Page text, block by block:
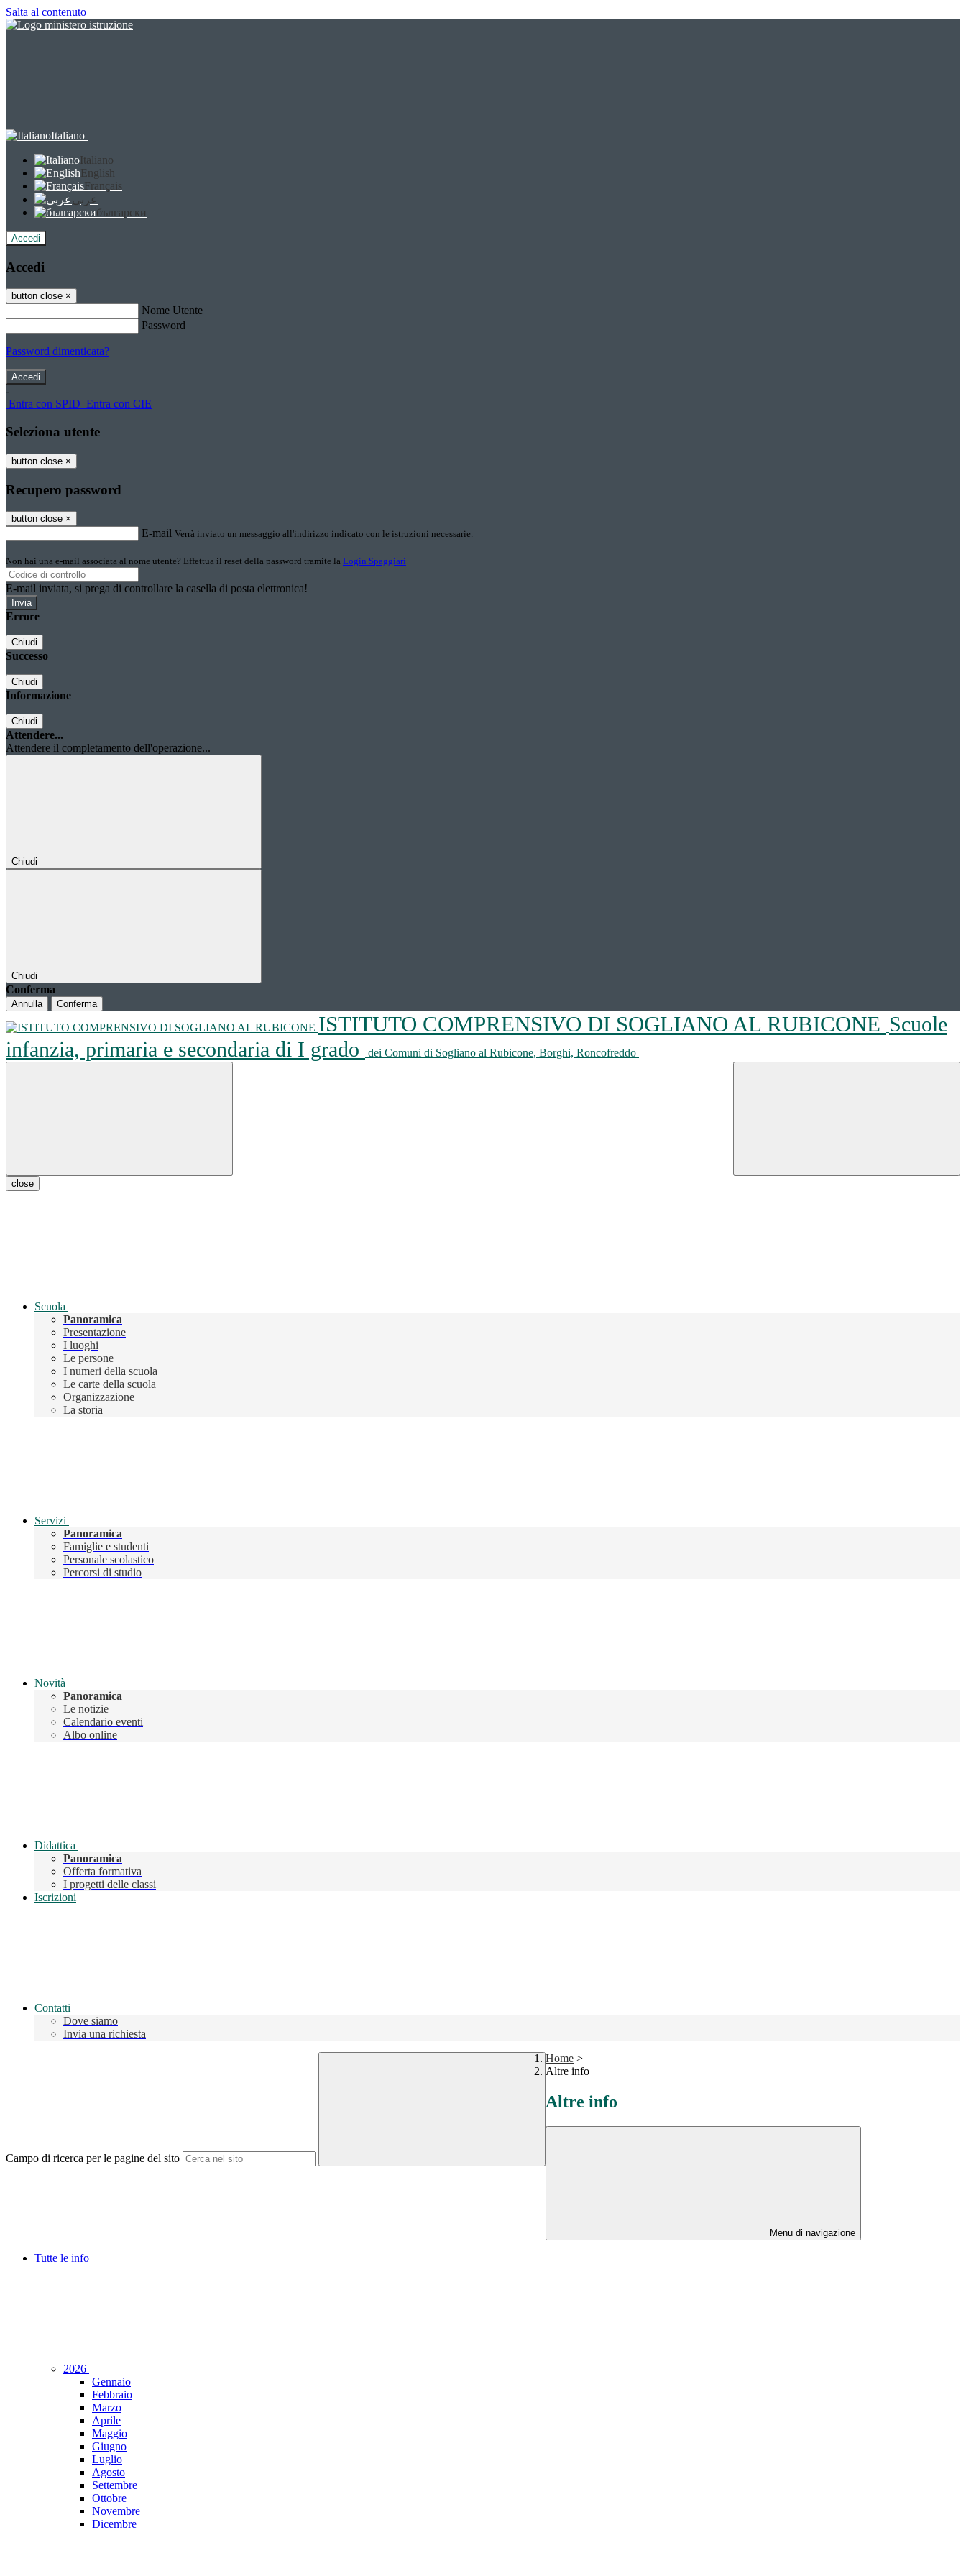
Salta al contenuto
Italiano
Italiano
English
Français
عربى
български
Accedi
Accedi
button close ×
Nome Utente
Password
Password dimenticata?
-
Entra con SPID Entra con CIE
Seleziona utente
button close ×
Recupero password
button close ×
E-mail Verrà inviato un messaggio all'indirizzo indicato con le istruzioni necessarie.
Non hai una e-mail associata al nome utente? Effettua il reset della password tramite la Login Spaggiari
E-mail inviata, si prega di controllare la casella di posta elettronica!
Errore
Chiudi
Successo
Chiudi
Informazione
Chiudi
Attendere...
Attendere il completamento dell'operazione...
Chiudi
Chiudi
Conferma
Annulla Conferma
ISTITUTO COMPRENSIVO DI SOGLIANO AL RUBICONE Scuole
infanzia, primaria e secondaria di I grado
dei Comuni di Sogliano al Rubicone, Borghi, Roncofreddo
close
Scuola
Panoramica
Presentazione
I luoghi
Le persone
I numeri della scuola
Le carte della scuola
Organizzazione
La storia
Servizi
Panoramica
Famiglie e studenti
Personale scolastico
Percorsi di studio
Novità
Panoramica
Le notizie
Calendario eventi
Albo online
Didattica
Panoramica
Offerta formativa
I progetti delle classi
Iscrizioni
Contatti
Dove siamo
Invia una richiesta
Campo di ricerca per le pagine del sito
Home >
Altre info
Altre info
Menu di navigazione
Tutte le info
2026
Gennaio
Febbraio
Marzo
Aprile
Maggio
Giugno
Luglio
Agosto
Settembre
Ottobre
Novembre
Dicembre